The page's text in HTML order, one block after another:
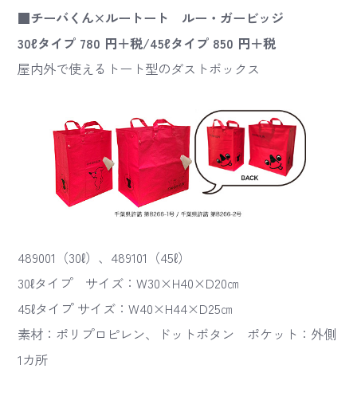
■チーバくん×ルートート ルー・ガービッジ
30ℓタイプ 780 円＋税/45ℓタイプ 850 円＋税
屋内外で使えるトート型のダストボックス
489001（30ℓ）、489101（45ℓ）
30ℓタイプ サイズ：W30×H40×D20㎝
45ℓタイプ サイズ：W40×H44×D25㎝
素材：ポリプロピレン、ドットボタン ポケット：外側
1カ所